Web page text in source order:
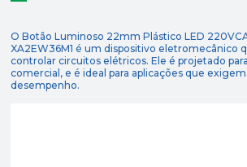
O Botão Luminoso 22mm Plástico LED 220VCA
XA2EW36M1 é um dispositivo eletromecânico
controlar circuitos elétricos. Ele é projetado
comercial, e é ideal para aplicações que
desempenho.